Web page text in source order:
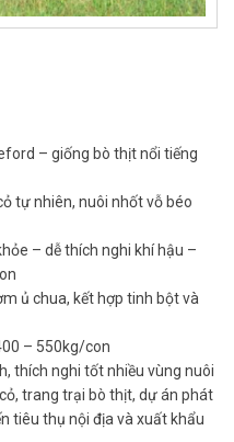
– giống bò thịt nổi tiếng
tự nhiên, nuôi nhốt vỗ béo
– dễ thích nghi khí hậu –
ủ chua, kết hợp tinh bột và
– 550kg/con
thích nghi tốt nhiều vùng nuôi
trang trại bò thịt, dự án phát
tiêu thụ nội địa và xuất khẩu